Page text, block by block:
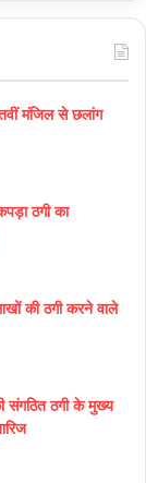
मंजिल से छलांग
ठगी का
की ठगी करने वाले
संगठित ठगी के मुख्य